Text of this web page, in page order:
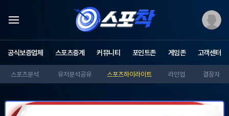
스
포
츠
중
계
포
착
공식보증업체 스포츠중계 커뮤니티 포인트존 게임존 고객센터
스포츠분석 유저분석공유 스포츠하이라이트 라인업 결장자